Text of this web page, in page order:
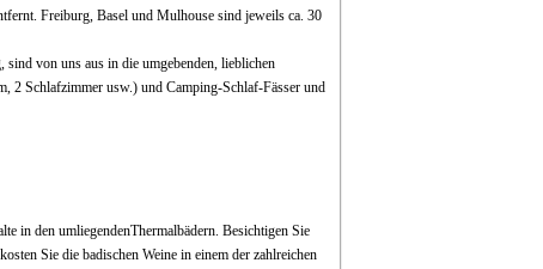
Freiburg, Basel und Mulhouse sind jeweils ca. 30
sind von uns aus in die umgebenden, lieblichen
2 Schlafzimmer usw.) und Camping-Schlaf-Fässer und
in den umliegendenThermalbädern. Besichtigen Sie
Sie die badischen Weine in einem der zahlreichen